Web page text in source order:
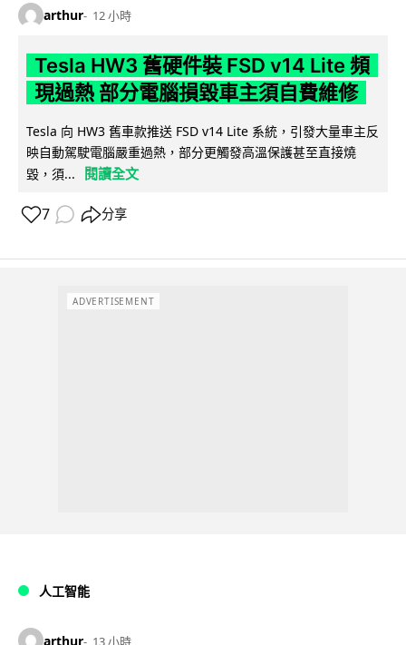
arthur 12 小時
Tesla HW3 舊硬件裝 FSD v14 Lite 頻
現過熱 部分電腦損毀車主須自費維修
Tesla 向 HW3 舊車款推送 FSD v14 Lite 系統，引發大量車主反
映自動駕駛電腦嚴重過熱，部分更觸發高溫保護甚至直接燒
毀，須...
閱讀全文
7 分享
ADVERTISEMENT
人工智能
arthur 13 小時